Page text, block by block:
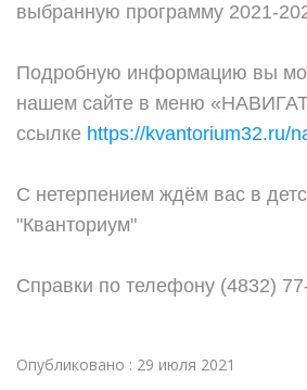
выбранную программу 2021-
Подробную информацию вы
нашем сайте в меню
ссылке https://kvantorium32.ru/
С нетерпением ждём вас в
"Кванториум"
Справки по телефону (4832)
Опубликовано : 29 июля 2021